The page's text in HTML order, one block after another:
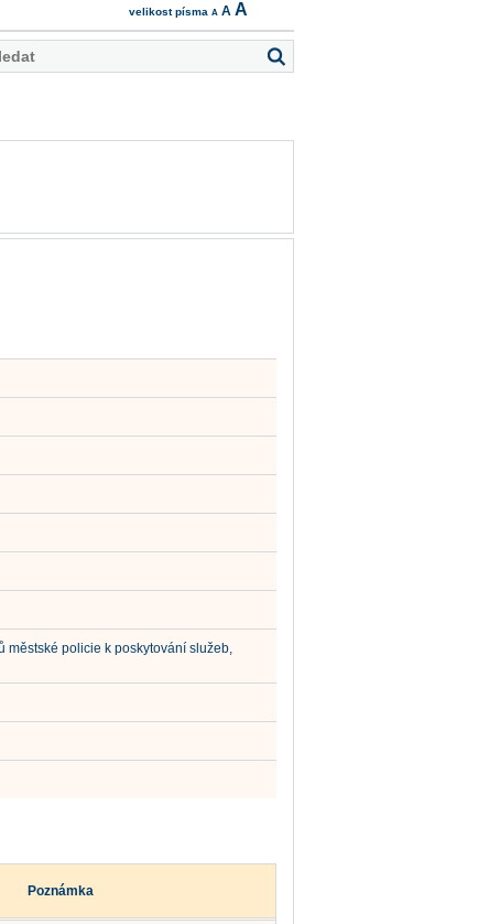
velikost písma A A A
městské policie k poskytování služeb,
Poznámka